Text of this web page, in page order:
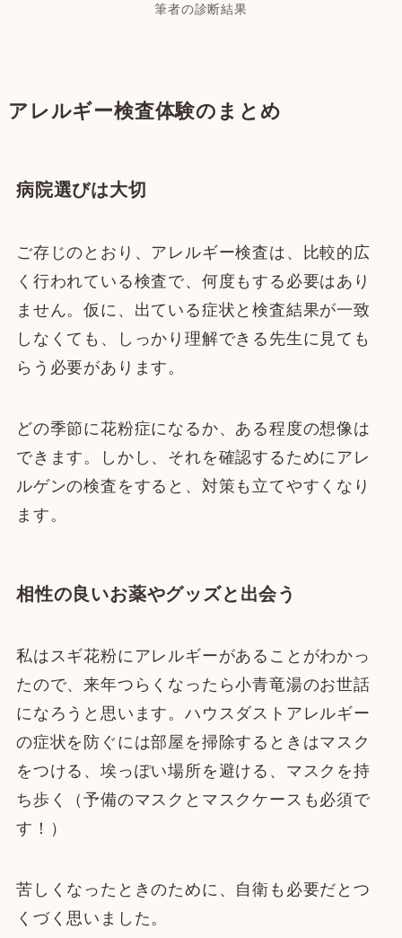
筆者の診断結果
アレルギー検査体験のまとめ
病院選びは大切
ご存じのとおり、アレルギー検査は、比較的広
く行われている検査で、何度もする必要はあり
ません。仮に、出ている症状と検査結果が一致
しなくても、しっかり理解できる先生に見ても
らう必要があります。
どの季節に花粉症になるか、ある程度の想像は
できます。しかし、それを確認するためにアレ
ルゲンの検査をすると、対策も立てやすくなり
ます。
相性の良いお薬やグッズと出会う
私はスギ花粉にアレルギーがあることがわかっ
たので、来年つらくなったら小青竜湯のお世話
になろうと思います。ハウスダストアレルギー
の症状を防ぐには部屋を掃除するときはマスク
をつける、埃っぽい場所を避ける、マスクを持
ち歩く（予備のマスクとマスクケースも必須で
す！）
苦しくなったときのために、自衛も必要だとつ
くづく思いました。